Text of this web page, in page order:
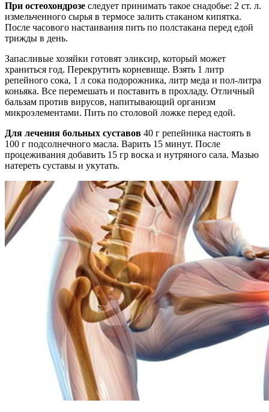
При остеохондрозе следует принимать такое снадобье: 2 ст. л.
измельченного сырья в термосе залить стаканом кипятка.
После часового настаивания пить по полстакана перед едой
трижды в день.
Запасливые хозяйки готовят эликсир, который может
храниться год. Перекрутить корневище. Взять 1 литр
репейного сока, 1 л сока подорожника, литр меда и пол-литра
коньяка. Все перемешать и поставить в прохладу. Отличный
бальзам против вирусов, напитывающий организм
микроэлементами. Пить по столовой ложке перед едой.
Для лечения больных суставов 40 г репейника настоять в
100 г подсолнечного масла. Варить 15 минут. После
процеживания добавить 15 гр воска и нутряного сала. Мазью
натереть суставы и укутать.